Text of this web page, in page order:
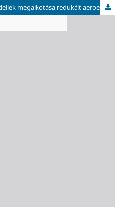
Adatalapú aerodinamikai modellek megalkotása redukált aeroelasztikus szimulációkhoz